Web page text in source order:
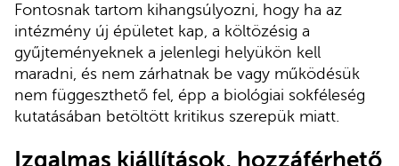
Fontosnak tartom kihangsúlyozni, hogy ha az
intézmény új épületet kap, a költözésig a
gyűjteményeknek a jelenlegi helyükön kell
maradni, és nem zárhatnak be vagy működésük
nem függeszthető fel, épp a biológiai sokféleség
kutatásában betöltött kritikus szerepük miatt.
Izgalmas kiállítások, hozzáférhető